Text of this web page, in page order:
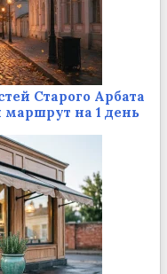
Старого Арбата
на 1 день